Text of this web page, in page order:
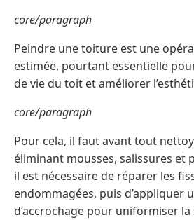
core/paragraph
Peindre une toiture est une
estimée, pourtant essentielle
de vie du toit et améliorer
core/paragraph
Pour cela, il faut avant tout
éliminant mousses, salissures et
il est nécessaire de réparer les
endommagées, puis d’appliquer
d’accrochage pour uniformiser